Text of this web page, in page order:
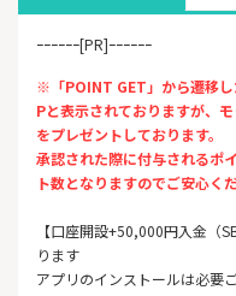
ｰｰｰｰｰｰ[PR]ｰｰｰｰｰｰ
※「POINT GET」から遷移
Pと表示されておりますが、
をプレゼントしております。
承認された際に付与されるポ
ト数となりますのでご安心くだ
【口座開設+50,000円入金（
ります
アプリのインストールは必要